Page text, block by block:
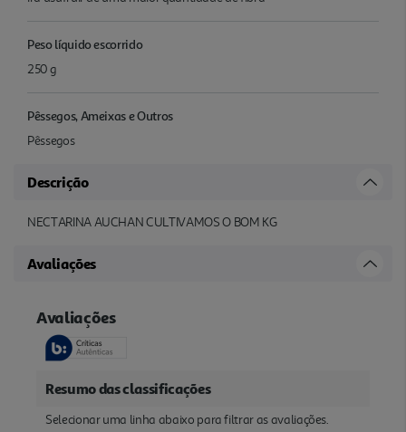
Peso líquido escorrido
250 g
Pêssegos, Ameixas e Outros
Pêssegos
Descrição
NECTARINA AUCHAN CULTIVAMOS O BOM KG
Avaliações